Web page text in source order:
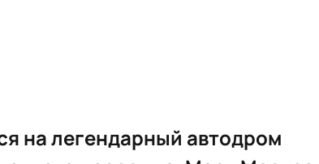
на легендарный автодром